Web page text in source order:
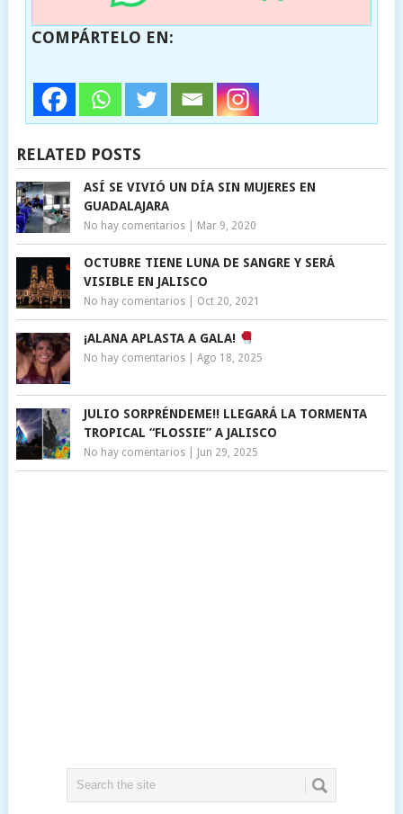
COMPÁRTELO EN:
RELATED POSTS
ASÍ SE VIVIÓ UN DÍA SIN MUJERES EN
GUADALAJARA
No hay comentarios| Mar 9, 2020
OCTUBRE TIENE LUNA DE SANGRE Y SERÁ
VISIBLE EN JALISCO
No hay comentarios| Oct 20, 2021
¡ALANA APLASTA A GALA!
No hay comentarios| Ago 18, 2025
JULIO SORPRÉNDEME!! LLEGARÁ LA TORMENTA
TROPICAL “FLOSSIE” A JALISCO
No hay comentarios| Jun 29, 2025